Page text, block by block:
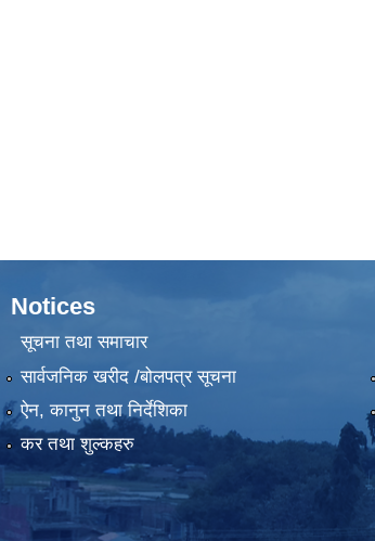
Notices
सूचना तथा समाचार
सार्वजनिक खरीद /बोलपत्र सूचना
ऐन, कानुन तथा निर्देशिका
कर तथा शुल्कहरु